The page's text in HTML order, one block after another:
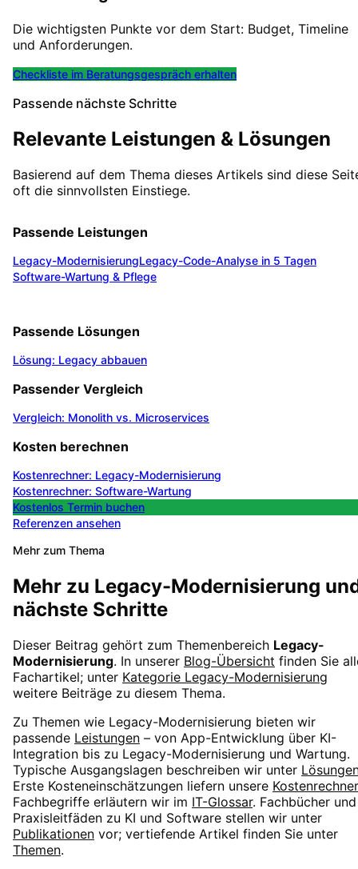
Die wichtigsten Punkte vor dem Start: Budget, Timeline
und Anforderungen.
Checkliste im Beratungsgespräch erhalten
Passende nächste Schritte
Relevante Leistungen & Lösungen
Basierend auf dem Thema dieses Artikels sind diese
oft die sinnvollsten Einstiege.
Passende Leistungen
Legacy-ModernisierungLegacy-Code-Analyse in 5 Tagen
Software-Wartung & Pflege
Passende Lösungen
Lösung: Legacy abbauen
Passender Vergleich
Vergleich: Monolith vs. Microservices
Kosten berechnen
Kostenrechner: Legacy-Modernisierung
Kostenrechner: Software-Wartung
Kostenlos Termin buchen
Referenzen ansehen
Mehr zum Thema
Mehr zu Legacy-Modernisierung
nächste Schritte
Dieser Beitrag gehört zum Themenbereich Legacy-
Modernisierung. In unserer Blog-Übersicht finden Sie
Fachartikel; unter Kategorie Legacy-Modernisierung
weitere Beiträge zu diesem Thema.
Zu Themen wie Legacy-Modernisierung bieten wir
passende Leistungen – von App-Entwicklung über KI-
Integration bis zu Legacy-Modernisierung und Wartung.
Typische Ausgangslagen beschreiben wir unter
Erste Kosteneinschätzungen liefern unsere Kostenrechner
Fachbegriffe erläutern wir im IT-Glossar. Fachbücher und
Praxisleitfäden zu KI und Software stellen wir unter
Publikationen vor; vertiefende Artikel finden Sie unter
Themen.